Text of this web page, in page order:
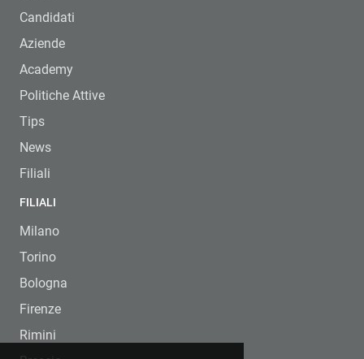
Candidati
Aziende
Academy
Politiche Attive
Tips
News
Filiali
FILIALI
Milano
Torino
Bologna
Firenze
Rimini